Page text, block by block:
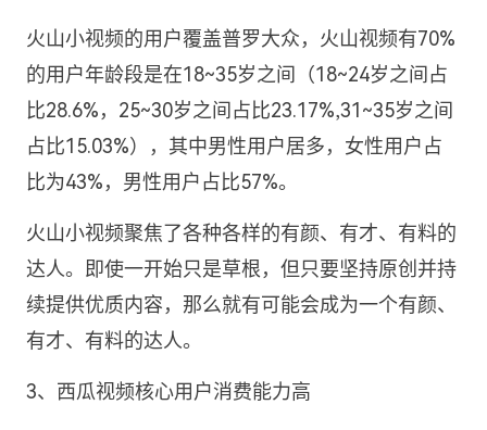
火山小视频的用户覆盖普罗大众，火山视频有70%
的用户年龄段是在18~35岁之间（18~24岁之间占
比28.6%，25~30岁之间占比23.17%,31~35岁之间
占比15.03%），其中男性用户居多，女性用户占
比为43%，男性用户占比57%。
火山小视频聚焦了各种各样的有颜、有才、有料的
达人。即使一开始只是草根，但只要坚持原创并持
续提供优质内容，那么就有可能会成为一个有颜、
有才、有料的达人。
3、西瓜视频核心用户消费能力高